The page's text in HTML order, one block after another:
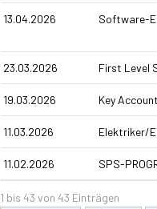
13.04.2026 Software-
23.03.2026 First Level
19.03.2026 Key
11.03.2026 Elektriker/
11.02.2026 SPS-
1 bis 43 von 43 Einträgen